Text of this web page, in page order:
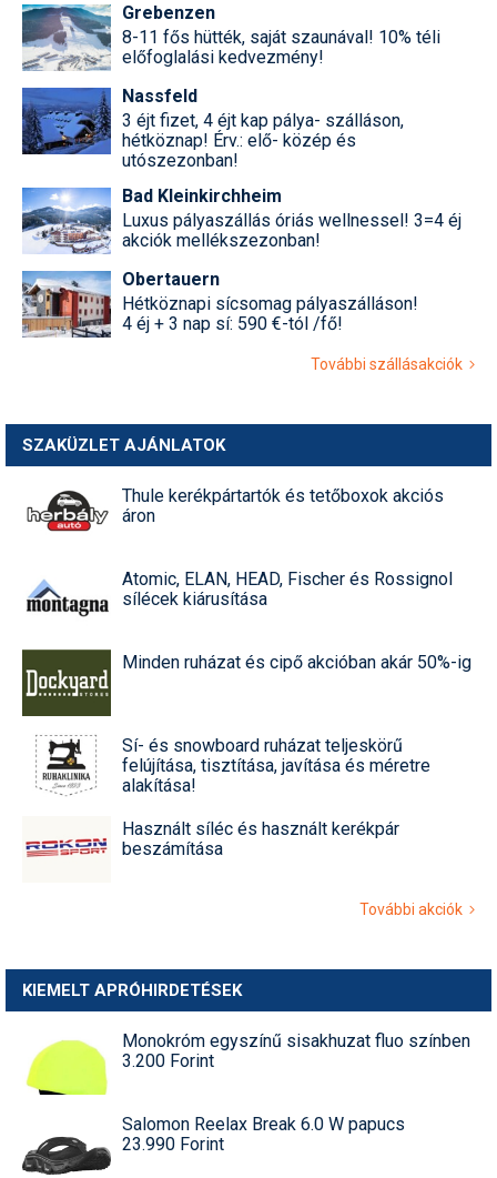
Grebenzen
8-11 fős hütték, saját szaunával! 10% téli
előfoglalási kedvezmény!
Nassfeld
3 éjt fizet, 4 éjt kap pálya- szálláson,
hétköznap! Érv.: elő- közép és
utószezonban!
Bad Kleinkirchheim
Luxus pályaszállás óriás wellnessel! 3=4 éj
akciók mellékszezonban!
Obertauern
Hétköznapi sícsomag pályaszálláson!
4 éj + 3 nap sí: 590 €-tól /fő!
További szállásakciók
SZAKÜZLET AJÁNLATOK
Thule kerékpártartók és tetőboxok akciós
áron
Atomic, ELAN, HEAD, Fischer és Rossignol
sílécek kiárusítása
Minden ruházat és cipő akcióban akár 50%-ig
Sí- és snowboard ruházat teljeskörű
felújítása, tisztítása, javítása és méretre
alakítása!
Használt síléc és használt kerékpár
beszámítása
További akciók
KIEMELT APRÓHIRDETÉSEK
Monokróm egyszínű sisakhuzat fluo színben
3.200 Forint
Salomon Reelax Break 6.0 W papucs
23.990 Forint